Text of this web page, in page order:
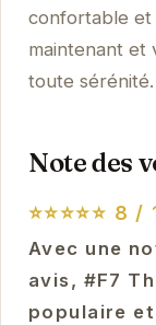
confortable et
maintenant et
toute sérénité.
Note des
⭐⭐⭐⭐⭐ 8 /
Avec une
avis, #F7
populaire